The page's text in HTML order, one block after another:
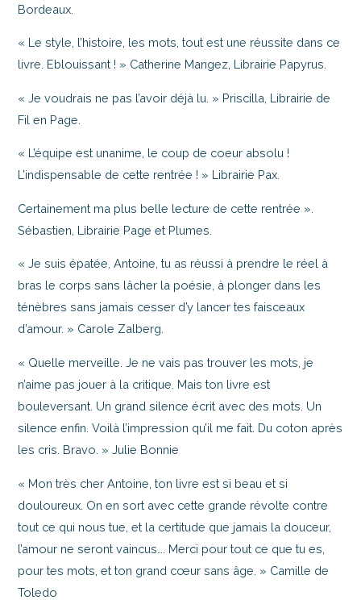
Bordeaux.
« Le style, l’histoire, les mots, tout est une réussite dans ce
livre. Eblouissant ! » Catherine Mangez, Librairie Papyrus.
« Je voudrais ne pas l’avoir déjà lu. » Priscilla, Librairie de
Fil en Page.
« L’équipe est unanime, le coup de coeur absolu !
L’indispensable de cette rentrée ! » Librairie Pax.
Certainement ma plus belle lecture de cette rentrée ».
Sébastien, Librairie Page et Plumes.
« Je suis épatée, Antoine, tu as réussi à prendre le réel à
bras le corps sans lâcher la poésie, à plonger dans les
ténèbres sans jamais cesser d’y lancer tes faisceaux
d’amour. » Carole Zalberg.
« Quelle merveille. Je ne vais pas trouver les mots, je
n’aime pas jouer à la critique. Mais ton livre est
bouleversant. Un grand silence écrit avec des mots. Un
silence enfin. Voilà l’impression qu’il me fait. Du coton après
les cris. Bravo. » Julie Bonnie
« Mon très cher Antoine, ton livre est si beau et si
douloureux. On en sort avec cette grande révolte contre
tout ce qui nous tue, et la certitude que jamais la douceur,
l’amour ne seront vaincus…. Merci pour tout ce que tu es,
pour tes mots, et ton grand cœur sans âge. » Camille de
Toledo